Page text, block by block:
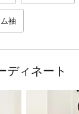
袖
ディネート